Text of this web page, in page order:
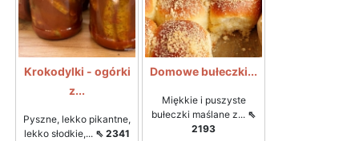
Krokodylki - ogórki
z...
Pyszne, lekko pikantne,
lekko słodkie,... ⇖ 2341
Domowe bułeczki...
Miękkie i puszyste
bułeczki maślane z... ⇖
2193